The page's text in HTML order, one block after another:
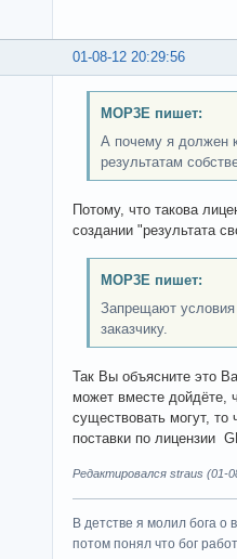
01-08-12 20:29:56
MOP3E пишет:
А почему я должен
результатам
Потому, что такова
создании "результата
MOP3E пишет:
Запрещают условия
заказчику.
Так Вы объясните это
может вместе дойдёте,
существовать могут,
поставки по лицензии
Редактировался straus (01-
В детстве я молил бога о
потом понял что бог